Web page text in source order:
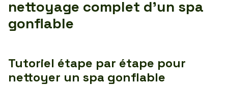
nettoyage complet d’un spa
gonflable
Tutoriel étape par étape pour
nettoyer un spa gonflable